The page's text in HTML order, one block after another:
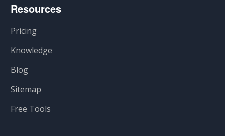
Resources
Pricing
Knowledge
Blog
Sitemap
Free Tools